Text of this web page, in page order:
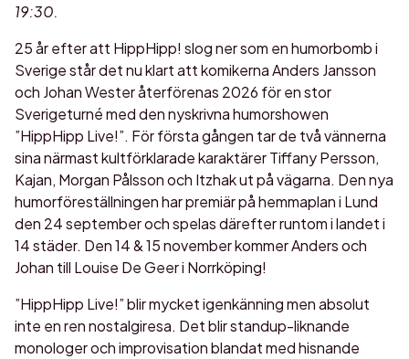
19:30.
25 år efter att HippHipp! slog ner som en humorbomb i
Sverige står det nu klart att komikerna Anders Jansson
och Johan Wester återförenas 2026 för en stor
Sverigeturné med den nyskrivna humorshowen
”HippHipp Live!”. För första gången tar de två vännerna
sina närmast kultförklarade karaktärer Tiffany Persson,
Kajan, Morgan Pålsson och Itzhak ut på vägarna. Den nya
humorföreställningen har premiär på hemmaplan i Lund
den 24 september och spelas därefter runtom i landet i
14 städer. Den 14 & 15 november kommer Anders och
Johan till Louise De Geer i Norrköping!
”HippHipp Live!” blir mycket igenkänning men absolut
inte en ren nostalgiresa. Det blir standup-liknande
monologer och improvisation blandat med hisnande